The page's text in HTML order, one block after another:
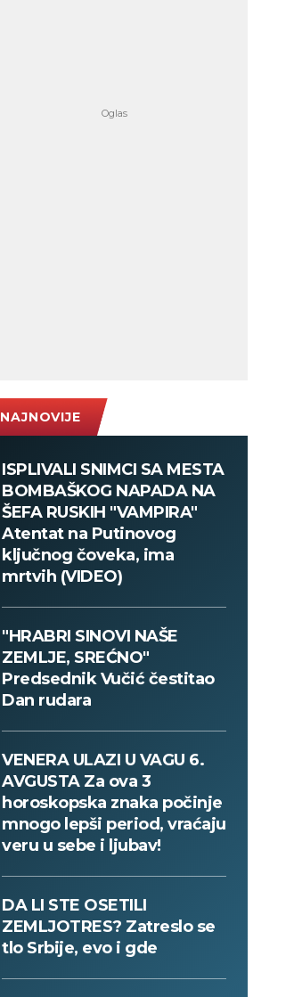
NAJNOVIJE
ISPLIVALI SNIMCI SA MESTA
BOMBAŠKOG NAPADA NA
ŠEFA RUSKIH "VAMPIRA"
Atentat na Putinovog
ključnog čoveka, ima
mrtvih (VIDEO)
"HRABRI SINOVI NAŠE
ZEMLJE, SREĆNO"
Predsednik Vučić čestitao
Dan rudara
VENERA ULAZI U VAGU 6.
AVGUSTA Za ova 3
horoskopska znaka počinje
mnogo lepši period, vraćaju
veru u sebe i ljubav!
DA LI STE OSETILI
ZEMLJOTRES? Zatreslo se
tlo Srbije, evo i gde